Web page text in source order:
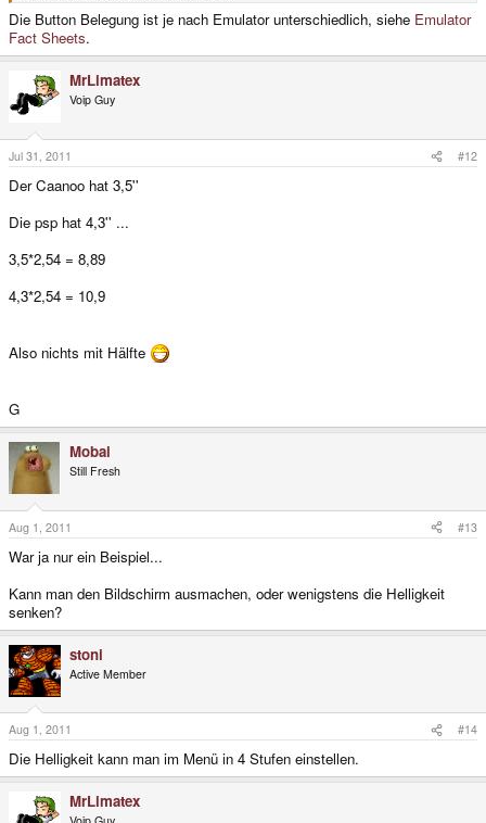
Die Button Belegung ist je nach Emulator unterschiedlich, siehe Emulator
Fact Sheets.
MrLimatex
Voip Guy
Jul 31, 2011 #12
Der Caanoo hat 3,5''
Die psp hat 4,3'' ...
3,5*2,54 = 8,89
4,3*2,54 = 10,9
Also nichts mit Hälfte
G
Mobai
Still Fresh
Aug 1, 2011 #13
War ja nur ein Beispiel...
Kann man den Bildschirm ausmachen, oder wenigstens die Helligkeit
senken?
stoni
Active Member
Aug 1, 2011 #14
Die Helligkeit kann man im Menü in 4 Stufen einstellen.
MrLimatex